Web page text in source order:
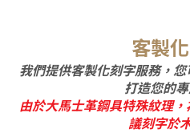
客製
我們提供客製化刻字服務，
打造您的
由於大馬士革鋼具特殊紋理
議刻字於